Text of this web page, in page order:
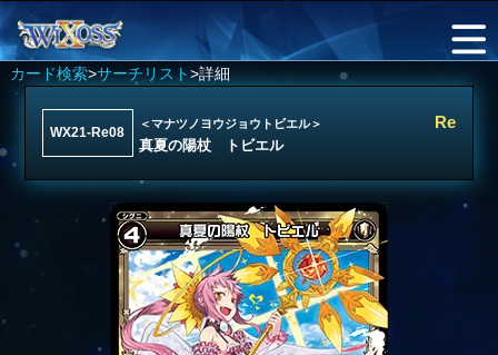
カード検索>サーチリスト>詳細
WX21-Re08
＜マナツノヨウジョウトビエル＞
真夏の陽杖 トビエル
Re